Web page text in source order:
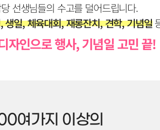
선생님들의 수고를 덜어드립니다.
생일, 체육대회, 재롱잔치, 견학, 기념일
자인으로 행사, 기념일 고민 끝!
여가지 이상의